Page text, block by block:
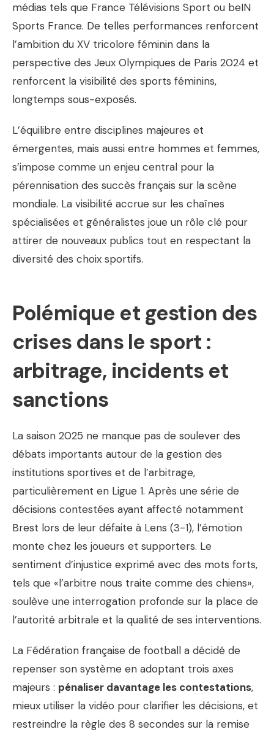
médias tels que France Télévisions Sport ou beIN
Sports France. De telles performances renforcent
l’ambition du XV tricolore féminin dans la
perspective des Jeux Olympiques de Paris 2024 et
renforcent la visibilité des sports féminins,
longtemps sous-exposés.
L’équilibre entre disciplines majeures et
émergentes, mais aussi entre hommes et femmes,
s’impose comme un enjeu central pour la
pérennisation des succès français sur la scène
mondiale. La visibilité accrue sur les chaînes
spécialisées et généralistes joue un rôle clé pour
attirer de nouveaux publics tout en respectant la
diversité des choix sportifs.
Polémique et gestion des
crises dans le sport :
arbitrage, incidents et
sanctions
La saison 2025 ne manque pas de soulever des
débats importants autour de la gestion des
institutions sportives et de l’arbitrage,
particulièrement en Ligue 1. Après une série de
décisions contestées ayant affecté notamment
Brest lors de leur défaite à Lens (3-1), l’émotion
monte chez les joueurs et supporters. Le
sentiment d’injustice exprimé avec des mots forts,
tels que «l’arbitre nous traite comme des chiens»,
soulève une interrogation profonde sur la place de
l’autorité arbitrale et la qualité de ses interventions.
La Fédération française de football a décidé de
repenser son système en adoptant trois axes
majeurs : pénaliser davantage les contestations,
mieux utiliser la vidéo pour clarifier les décisions, et
restreindre la règle des 8 secondes sur la remise